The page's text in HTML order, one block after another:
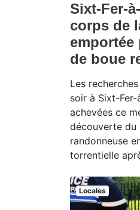
Sixt-Fer-
corps de
emportée
de boue
Les
soir à Sixt-
achevées ce
découverte du
randonneuse
torrentielle
Locales